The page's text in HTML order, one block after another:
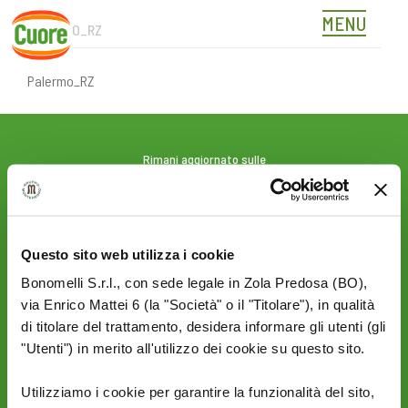
Questo sito web utilizza i cookie
Bonomelli S.r.l., con sede legale in Zola Predosa (BO),
via Enrico Mattei 6 (la "Società" o il "Titolare"), in qualità
di titolare del trattamento, desidera informare gli utenti (gli
"Utenti") in merito all'utilizzo dei cookie su questo sito.
Utilizziamo i cookie per garantire la funzionalità del sito,
Skip
content
MENU
PALERMO_RZ
Palermo_RZ
Rimani aggiornato sulle
PRIVACY
Termini e condizioni
Cookie Policy
AZIENDA
Politica Ambientale &
Sicurezza
Sito Corporate